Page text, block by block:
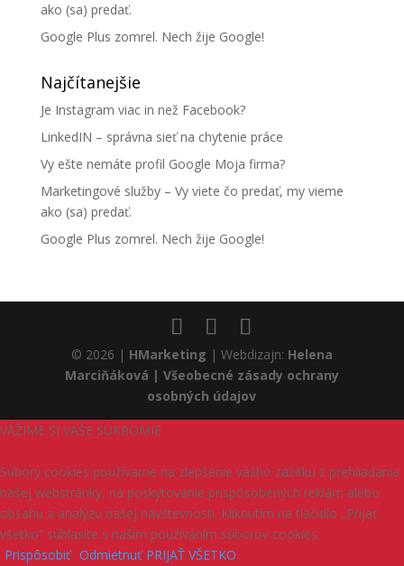
ako (sa) predať.
Google Plus zomrel. Nech žije Google!
Najčítanejšie
Je Instagram viac in než Facebook?
LinkedIN – správna sieť na chytenie práce
Vy ešte nemáte profil Google Moja firma?
Marketingové služby – Vy viete čo predať, my vieme
ako (sa) predať.
Google Plus zomrel. Nech žije Google!
© 2026 | HMarketing | Webdizajn: Helena
Marciňáková | Všeobecné zásady ochrany
osobných údajov
VÁŽIME SI VAŠE SÚKROMIE
Súbory cookies používame na zlepšenie vášho zážitku z prehliadania
našej webstránky, na poskytovanie prispôsobených reklám alebo
obsahu a analýzu našej návštevnosti. Kliknutím na tlačidlo „Prijať
všetko“ súhlasíte s naším používaním súborov cookies.
Prispôsobiť Odmietnuť PRIJAŤ VŠETKO